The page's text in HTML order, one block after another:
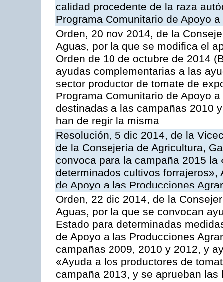
calidad procedente de la raza
Programa Comunitario de Apoyo
Orden, 20 nov 2014, de la
Aguas, por la que se modifica el
Orden de 10 de octubre de 2014
ayudas complementarias a las
sector productor de tomate de
Programa Comunitario de Apoyo
destinadas a las campañas 2010
han de regir la misma
Resolución, 5 dic 2014, de la
de la Consejería de Agricultura,
convoca para la campaña 2015 la
determinados cultivos forrajeros»,
de Apoyo a las Producciones
Orden, 22 dic 2014, de la
Aguas, por la que se convocan
Estado para determinadas
de Apoyo a las Producciones
campañas 2009, 2010 y 2012, y
«Ayuda a los productores de
campaña 2013, y se aprueban